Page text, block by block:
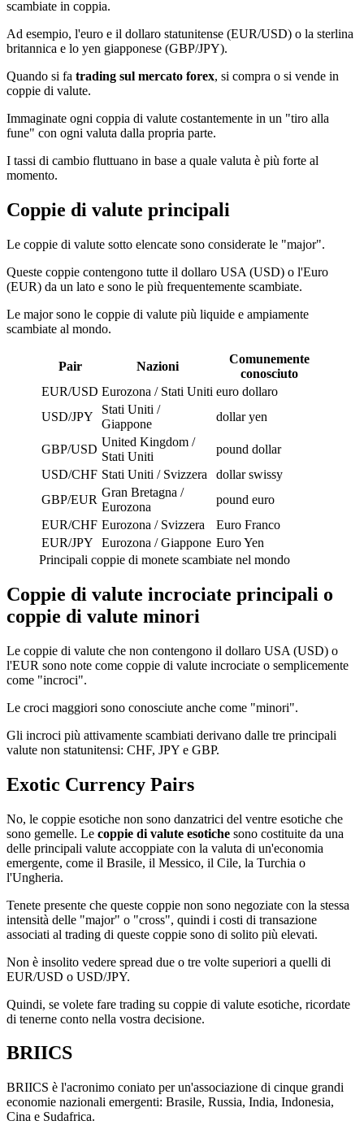
scambiate in coppia.
Ad esempio, l'euro e il dollaro statunitense (EUR/USD) o la sterlina
britannica e lo yen giapponese (GBP/JPY).
Quando si fa trading sul mercato forex, si compra o si vende in
coppie di valute.
Immaginate ogni coppia di valute costantemente in un "tiro alla
fune" con ogni valuta dalla propria parte.
I tassi di cambio fluttuano in base a quale valuta è più forte al
momento.
Coppie di valute principali
Le coppie di valute sotto elencate sono considerate le "major".
Queste coppie contengono tutte il dollaro USA (USD) o l'Euro
(EUR) da un lato e sono le più frequentemente scambiate.
Le major sono le coppie di valute più liquide e ampiamente
scambiate al mondo.
Pair Nazioni
Comunemente
conosciuto
EUR/USD Eurozona / Stati Uniti euro dollaro
USD/JPY
Stati Uniti /
Giappone
dollar yen
GBP/USD
United Kingdom /
Stati Uniti
pound dollar
USD/CHF Stati Uniti / Svizzera
dollar swissy
GBP/EUR
Gran Bretagna /
Eurozona
pound euro
EUR/CHF Eurozona / Svizzera
Euro Franco
EUR/JPY
Eurozona / Giappone Euro Yen
Principali coppie di monete scambiate nel mondo
Coppie di valute incrociate principali o
coppie di valute minori
Le coppie di valute che non contengono il dollaro USA (USD) o
l'EUR sono note come coppie di valute incrociate o semplicemente
come "incroci".
Le croci maggiori sono conosciute anche come "minori".
Gli incroci più attivamente scambiati derivano dalle tre principali
valute non statunitensi: CHF, JPY e GBP.
Exotic Currency Pairs
No, le coppie esotiche non sono danzatrici del ventre esotiche che
sono gemelle. Le coppie di valute esotiche sono costituite da una
delle principali valute accoppiate con la valuta di un'economia
emergente, come il Brasile, il Messico, il Cile, la Turchia o
l'Ungheria.
Tenete presente che queste coppie non sono negoziate con la stessa
intensità delle "major" o "cross", quindi i costi di transazione
associati al trading di queste coppie sono di solito più elevati.
Non è insolito vedere spread due o tre volte superiori a quelli di
EUR/USD o USD/JPY.
Quindi, se volete fare trading su coppie di valute esotiche, ricordate
di tenerne conto nella vostra decisione.
BRIICS
BRIICS è l'acronimo coniato per un'associazione di cinque grandi
economie nazionali emergenti: Brasile, Russia, India, Indonesia,
Cina e Sudafrica.